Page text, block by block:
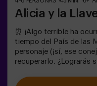
Alicia y la
⏰ ¡Algo terrible ha
tiempo del País de las
personaje (¡sí, ese
recuperarlo. ¿Lograrás
room mágico y